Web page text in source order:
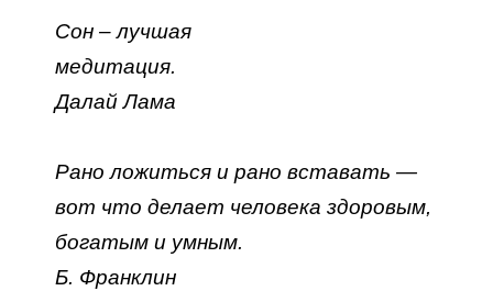
Сон – лучшая
медитация.
Далай Лама
Рано ложиться и рано вставать —
вот что делает человека здоровым,
богатым и умным.
Б. Франклин